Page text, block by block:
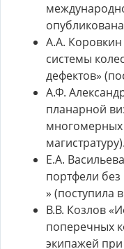
А.А.
системы
дефектов»
А.Ф.
планарной
многомерных
магистратуру).
Е.А.
портфели без
» (поступила
В.В. Козлов
поперечных
экипажей